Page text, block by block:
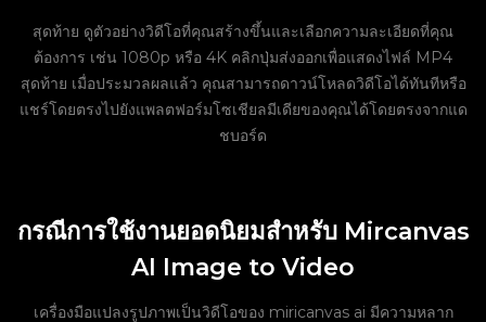
สุดท้าย ดูตัวอย่างวิดีโอที่คุณสร้างขึ้นและเลือกความละเอียดที่คุณ
ต้องการ เช่น 1080p หรือ 4K คลิกปุ่มส่งออกเพื่อแสดงไฟล์ MP4
สุดท้าย เมื่อประมวลผลแล้ว คุณสามารถดาวน์โหลดวิดีโอได้ทันทีหรือ
แชร์โดยตรงไปยังแพลตฟอร์มโซเชียลมีเดียของคุณได้โดยตรงจากแด
ชบอร์ด
กรณีการใช้งานยอดนิยมสำหรับ Mircanvas
AI Image to Video
เครื่องมือแปลงรูปภาพเป็นวิดีโอของ miricanvas ai มีความหลาก